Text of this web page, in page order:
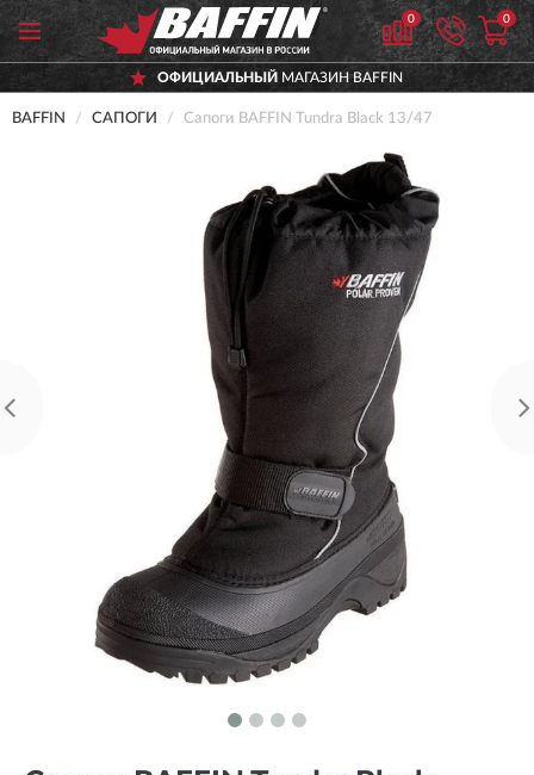
0 0
ОФИЦИАЛЬНЫЙМАГАЗИН BAFFIN
BAFFIN САПОГИ Сапоги BAFFIN Tundra Black 13/47